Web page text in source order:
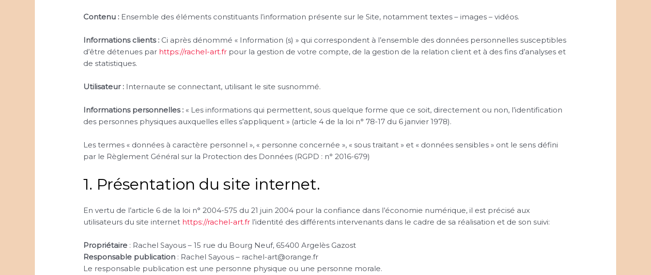
Contenu : Ensemble des éléments constituants l’information présente sur le Site, notamment textes – images – vidéos.
Informations clients : Ci après dénommé « Information (s) » qui correspondent à l’ensemble des données personnelles susceptibles
d’être détenues par https://rachel-art.fr pour la gestion de votre compte, de la gestion de la relation client et à des fins d’analyses et
de statistiques.
Utilisateur : Internaute se connectant, utilisant le site susnommé.
Informations personnelles : « Les informations qui permettent, sous quelque forme que ce soit, directement ou non, l’identification
des personnes physiques auxquelles elles s’appliquent » (article 4 de la loi n° 78-17 du 6 janvier 1978).
Les termes « données à caractère personnel », « personne concernée », « sous traitant » et « données sensibles » ont le sens défini
par le Règlement Général sur la Protection des Données (RGPD : n° 2016-679)
1. Présentation du site internet.
En vertu de l’article 6 de la loi n° 2004-575 du 21 juin 2004 pour la confiance dans l’économie numérique, il est précisé aux
utilisateurs du site internet https://rachel-art.fr l’identité des différents intervenants dans le cadre de sa réalisation et de son suivi:
Propriétaire : Rachel Sayous – 15 rue du Bourg Neuf, 65400 Argelès Gazost
Responsable publication : Rachel Sayous – rachel-art@orange.fr
Le responsable publication est une personne physique ou une personne morale.